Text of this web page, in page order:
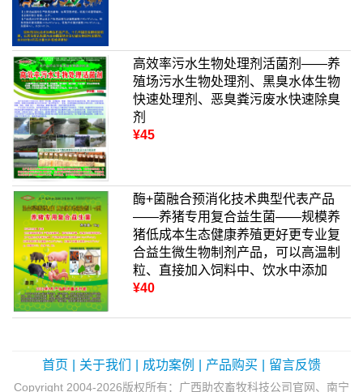
高效率污水生物处理剂活菌剂——养
殖场污水生物处理剂、黑臭水体生物
快速处理剂、恶臭粪污废水快速除臭
剂
¥45
酶+菌融合预消化技术典型代表产品
——养猪专用复合益生菌——规模养
猪低成本生态健康养殖更好更专业复
合益生微生物制剂产品，可以高温制
粒、直接加入饲料中、饮水中添加
¥40
首页 关于我们 成功案例 产品购买 留言反馈
Copyright 2004-2026版权所有：广西助农畜牧科技公司官网、南宁